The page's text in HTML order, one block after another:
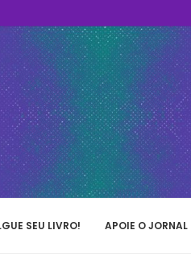
SEU LIVRO! APOIE O